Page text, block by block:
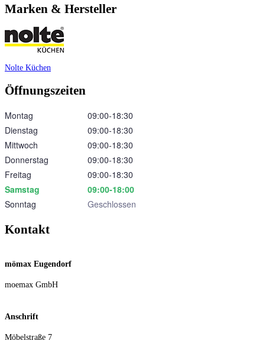
Marken & Hersteller
Nolte Küchen
Öffnungszeiten
Montag
09:00‑18:30
Dienstag
09:00‑18:30
Mittwoch
09:00‑18:30
Donnerstag
09:00‑18:30
Freitag
09:00‑18:30
Samstag
09:00‑18:00
Sonntag
Geschlossen
Kontakt
mömax Eugendorf
moemax GmbH
Anschrift
Möbelstraße 7